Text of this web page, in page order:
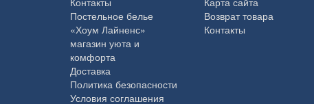
Постельное белье
«Хоум Лайненс»
магазин уюта и
комфорта
Доставка
Политика безопасности
Условия соглашения
Возврат товара
Контакты